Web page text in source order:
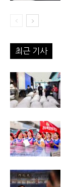
최근 기사